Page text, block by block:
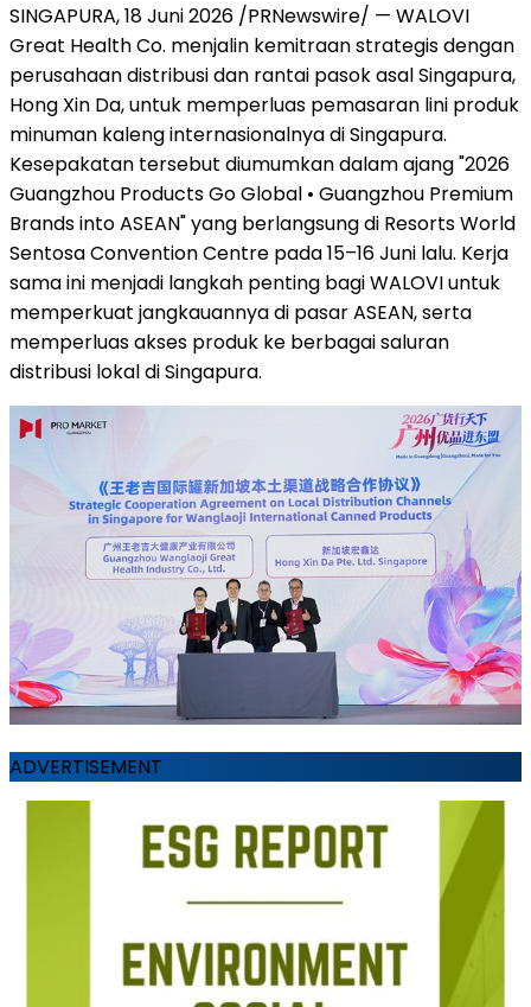
SINGAPURA, 18 Juni 2026 /PRNewswire/ — WALOVI
Great Health Co. menjalin kemitraan strategis dengan
perusahaan distribusi dan rantai pasok asal Singapura,
Hong Xin Da, untuk memperluas pemasaran lini produk
minuman kaleng internasionalnya di Singapura.
Kesepakatan tersebut diumumkan dalam ajang "2026
Guangzhou Products Go Global • Guangzhou Premium
Brands into ASEAN" yang berlangsung di Resorts World
Sentosa Convention Centre pada 15–16 Juni lalu. Kerja
sama ini menjadi langkah penting bagi WALOVI untuk
memperkuat jangkauannya di pasar ASEAN, serta
memperluas akses produk ke berbagai saluran
distribusi lokal di Singapura.
ADVERTISEMENT